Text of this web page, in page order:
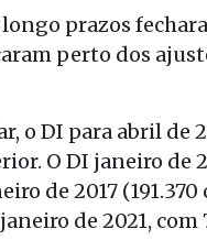
prazos
perto dos
o DI para abril de
O DI janeiro de
de 2017
de 2021,